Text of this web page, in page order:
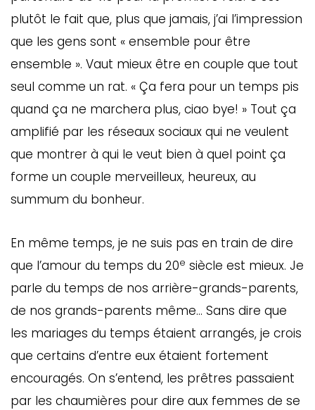
plutôt le fait que, plus que jamais, j’ai l’impression
que les gens sont « ensemble pour être
ensemble ». Vaut mieux être en couple que tout
seul comme un rat. « Ça fera pour un temps pis
quand ça ne marchera plus, ciao bye! » Tout ça
amplifié par les réseaux sociaux qui ne veulent
que montrer à qui le veut bien à quel point ça
forme un couple merveilleux, heureux, au
summum du bonheur.
En même temps, je ne suis pas en train de dire
que l’amour du temps du 20e siècle est mieux. Je
parle du temps de nos arrière-grands-parents,
de nos grands-parents même… Sans dire que
les mariages du temps étaient arrangés, je crois
que certains d’entre eux étaient fortement
encouragés. On s’entend, les prêtres passaient
par les chaumières pour dire aux femmes de se